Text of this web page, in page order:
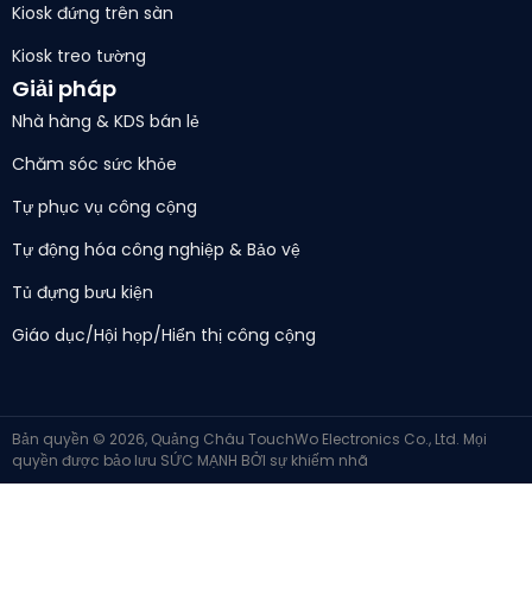
Kiosk đứng trên sàn
Kiosk treo tường
Giải pháp
Nhà hàng & KDS bán lẻ
Chăm sóc sức khỏe
Tự phục vụ công cộng
Tự động hóa công nghiệp & Bảo vệ
Tủ đựng bưu kiện
Giáo dục/Hội họp/Hiển thị công cộng
Bản quyền © 2026, Quảng Châu TouchWo Electronics Co., Ltd. Mọi
quyền được bảo lưu SỨC MẠNH BỞI sự khiếm nhã